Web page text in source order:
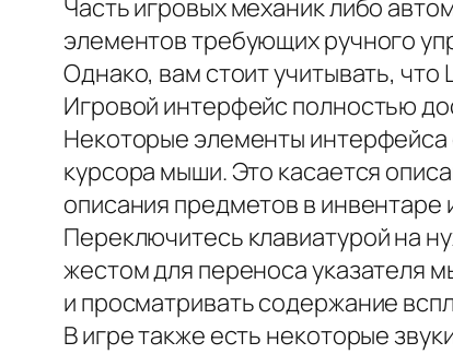
Часть игровых механик либо
элементов требующих ручного
Однако, вам стоит учитывать,
Игровой интерфейс полностью
Некоторые элементы
курсора мыши. Это касается
описания предметов в инвентаре
Переключитесь клавиатурой на
жестом для переноса указателя
и просматривать содержание
В игре также есть некоторые